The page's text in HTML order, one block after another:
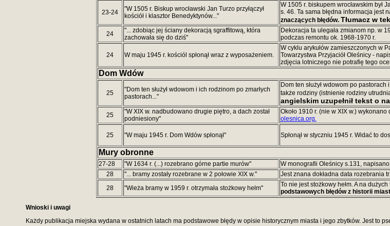
23-24
"W 1505 r. Biskup wrocławski Jan Turzo przyłączył
kościół i klasztor Benedyktynów..."
W 1505 r. biskupem wrocławskim był
s. 46. Ta sama błędna informacja jest
znaczących błędów. Tłumacz w
24
"... zdobiąc jej ściany dekoracją sgraffitową, która
zachowała się do dziś"
Dekoracja ta ulegała zmianom np. w
podczas remontu ok. 1968-1970 r.
24 W maju 1945 r. kościól spłonął wraz z wyposażeniem.
W cyklu arykułów zamieszczonych w
Towarzystwa Przyjaciół Oleśnicy -
zdjęcia lotniczego nie potrafię tego
Dom Wdów
25
"Dom ten służył wdowom i ich rodzinom po zmarłych
pastorach..."
Dom ten służył wdowom po
także rodziny (istnienie rodziny
angielskim uzupełnił tekst o
25
"W XIX w. nadbudowano drugie piętro, a dach został
podniesiony"
Około 1910 r. (nie w XIX w.)
olesnica.org.
25 "W maju 1945 r. Dom Wdów spłonął" Spłonął w styczniu 1945 r. Widać to
Mury obronne
27-28 "W 1634 r. (...) rozebrano górne partie murów"
W monografii Oleśnicy s.131,
28
"... bramy zostały rozebrane w 2 połowie XIX w."
Jest znana dokładna data rozebrania
28
"Wieża bramy w 1959 r. otrzymała stożkowy hełm" To nie jest stożkowy hełm. A na
podstawowych błędów z historii
Wnioski i uwagi
Każdy publikacja miejska wydana w ostatnich latach ma podstawowe błędy w opisie historycznym miasta i jego zbytków. Jest to